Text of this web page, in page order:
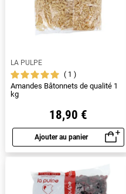
LA PULPE
1
Amandes Bâtonnets de qualité 1
kg
18,90 €
Ajouter au panier
Aperçu rapide